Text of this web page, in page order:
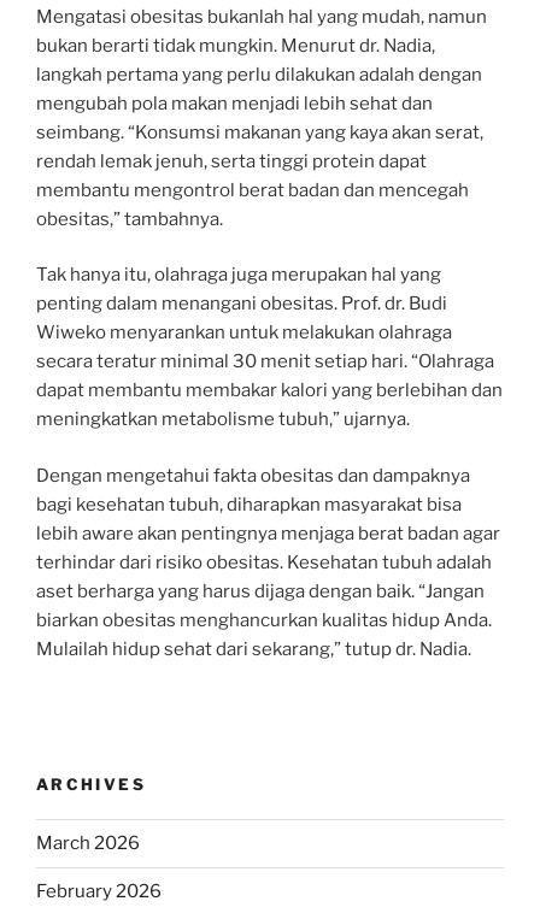
Mengatasi obesitas bukanlah hal yang mudah, namun
bukan berarti tidak mungkin. Menurut dr. Nadia,
langkah pertama yang perlu dilakukan adalah dengan
mengubah pola makan menjadi lebih sehat dan
seimbang. “Konsumsi makanan yang kaya akan serat,
rendah lemak jenuh, serta tinggi protein dapat
membantu mengontrol berat badan dan mencegah
obesitas,” tambahnya.
Tak hanya itu, olahraga juga merupakan hal yang
penting dalam menangani obesitas. Prof. dr. Budi
Wiweko menyarankan untuk melakukan olahraga
secara teratur minimal 30 menit setiap hari. “Olahraga
dapat membantu membakar kalori yang berlebihan dan
meningkatkan metabolisme tubuh,” ujarnya.
Dengan mengetahui fakta obesitas dan dampaknya
bagi kesehatan tubuh, diharapkan masyarakat bisa
lebih aware akan pentingnya menjaga berat badan agar
terhindar dari risiko obesitas. Kesehatan tubuh adalah
aset berharga yang harus dijaga dengan baik. “Jangan
biarkan obesitas menghancurkan kualitas hidup Anda.
Mulailah hidup sehat dari sekarang,” tutup dr. Nadia.
ARCHIVES
March 2026
February 2026